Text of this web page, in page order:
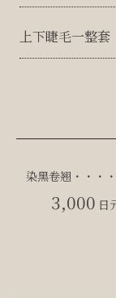
上下睫毛一整套
染黑卷翘・・・
3,000